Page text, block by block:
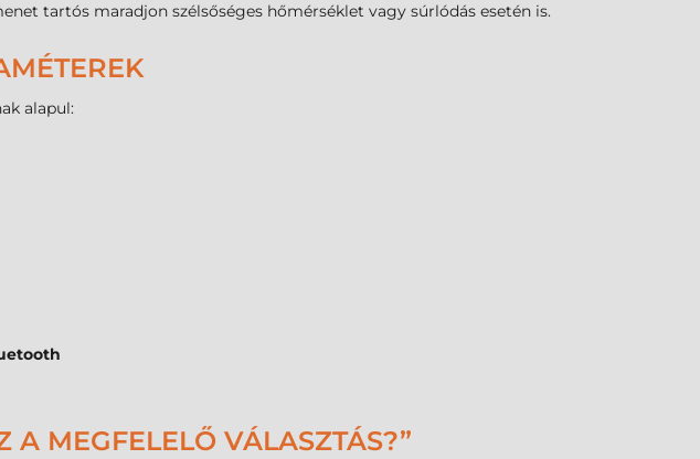
tartós maradjon szélsőséges hőmérséklet vagy súrlódás esetén is.
alapul:
A MEGFELELŐ VÁLASZTÁS?”